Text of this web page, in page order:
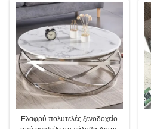
Ελαφρύ πολυτελές ξενοδοχείο